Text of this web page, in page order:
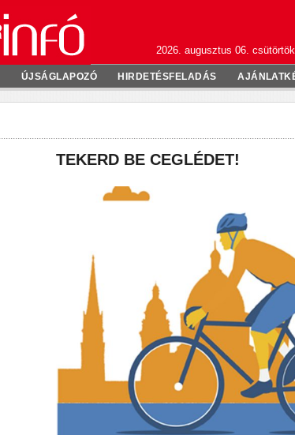
2026. augusztus 06.
ÚJSÁGLAPOZÓ HIRDETÉSFELADÁS
TEKERD BE CEGLÉDET!